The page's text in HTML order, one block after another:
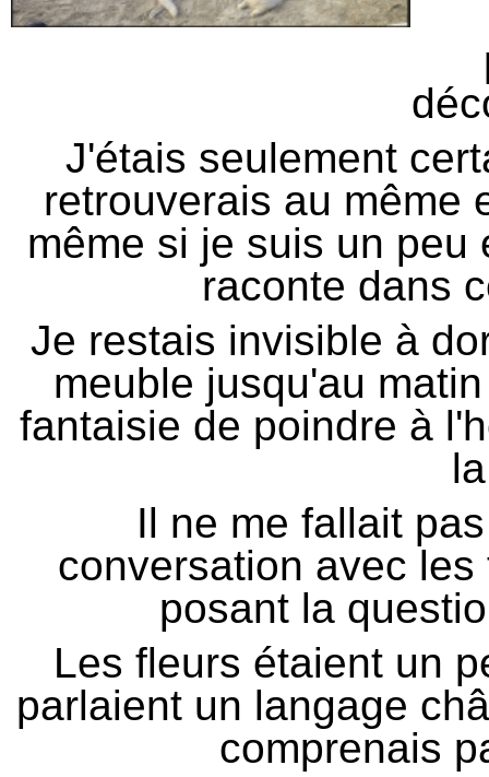
J'étais seulement
retrouverais au même
même si je suis un peu
raconte dans
Je restais invisible à
meuble jusqu'au
fantaisie de poindre à
Il ne me fallait
conversation avec
posant la
Les fleurs étaient un
parlaient un langage
comprenais